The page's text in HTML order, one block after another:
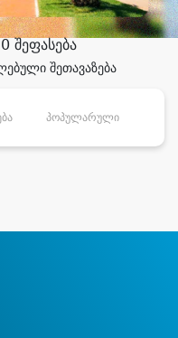
შეთავაზება
0 შეფასება
პოპულარული